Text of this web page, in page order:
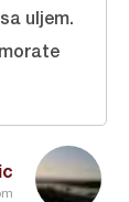
uljem.